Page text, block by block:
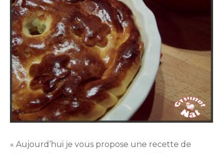
« Aujourd’hui je vous propose une recette de